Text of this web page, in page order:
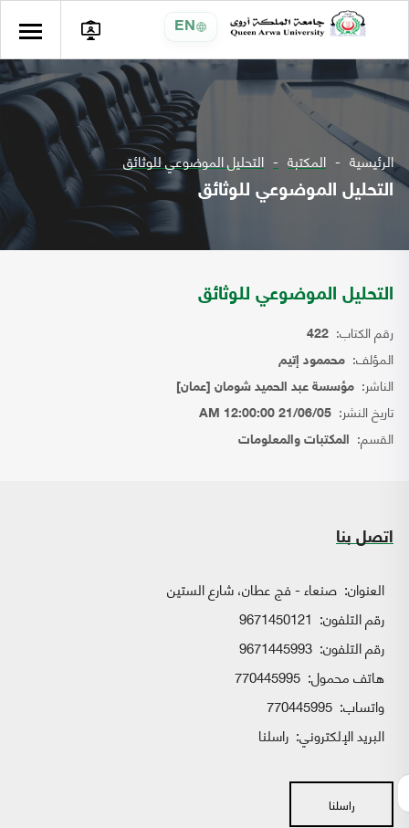
EN
الرئيسية المكتبة التحليل الموضوعي للوثائق
التحليل الموضوعي للوثائق
التحليل الموضوعي للوثائق
رقم الكتاب: 422
المؤلف: محممود إتيم
الناشر: مؤسسة عبد الحميد شومان [عمان]
تاريخ النشر: 21/06/05 12:00:00 AM
القسم: المكتبات والمعلومات
اتصل بنا
العنوان: صنعاء - فج عطان، شارع الستين
رقم التلفون: 9671450121
رقم التلفون: 9671445993
هاتف محمول: 770445995
واتساب:
البريد الإلكتروني: راسلنا
راسلنا